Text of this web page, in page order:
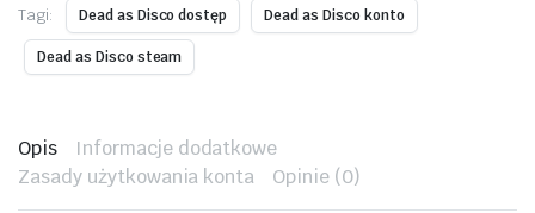
Tagi: Dead as Disco dostęp Dead as Disco konto
Dead as Disco steam
Opis
Informacje dodatkowe
Zasady użytkowania konta
Opinie (0)